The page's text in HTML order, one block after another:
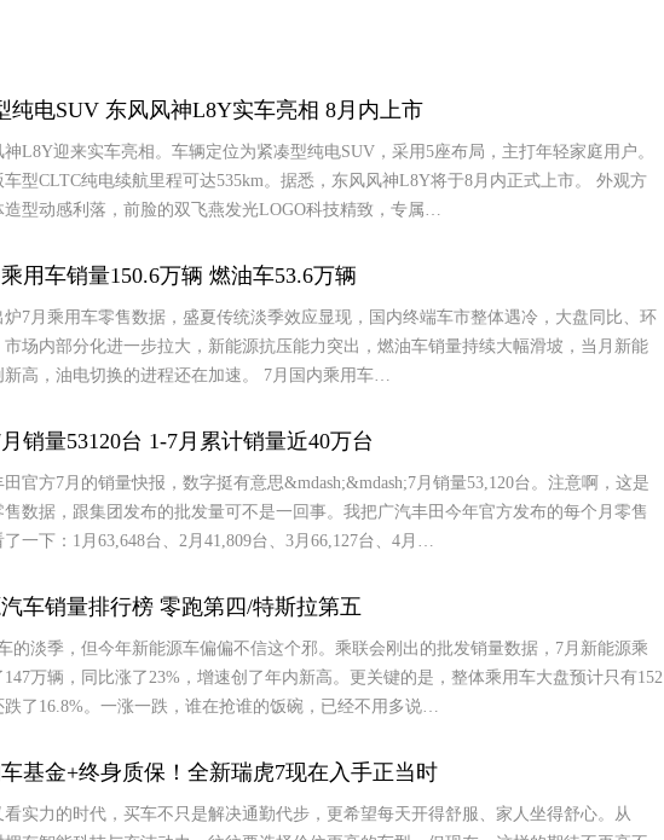
纯电SUV 东风风神L8Y实车亮相 8月内上市
L8Y迎来实车亮相。车辆定位为紧凑型纯电SUV，采用5座布局，主打年轻家庭用户。
车型CLTC纯电续航里程可达535km。据悉，东风风神L8Y将于8月内正式上市。 外观方
造型动感利落，前脸的双飞燕发光LOGO科技精致，专属…
用车销量150.6万辆 燃油车53.6万辆
7月乘用车零售数据，盛夏传统淡季效应显现，国内终端车市整体遇冷，大盘同比、环
市场内部分化进一步拉大，新能源抗压能力突出，燃油车销量持续大幅滑坡，当月新能
新高，油电切换的进程还在加速。 7月国内乘用车…
销量53120台 1-7月累计销量近40万台
官方7月的销量快报，数字挺有意思&mdash;&mdash;7月销量53,120台。注意啊，这是
数据，跟集团发布的批发量可不是一回事。我把广汽丰田今年官方发布的每个月零售
一下：1月63,648台、2月41,809台、3月66,127台、4月…
车销量排行榜 零跑第四/特斯拉第五
的淡季，但今年新能源车偏偏不信这个邪。乘联会刚出的批发销量数据，7月新能源乘
万辆，同比涨了23%，增速创了年内新高。更关键的是，整体乘用车大盘预计只有152
跌了16.8%。一涨一跌，谁在抢谁的饭碗，已经不用多说…
车基金+终身质保！全新瑞虎7现在入手正当时
实力的时代，买车不只是解决通勤代步，更希望每天开得舒服、家人坐得舒心。从